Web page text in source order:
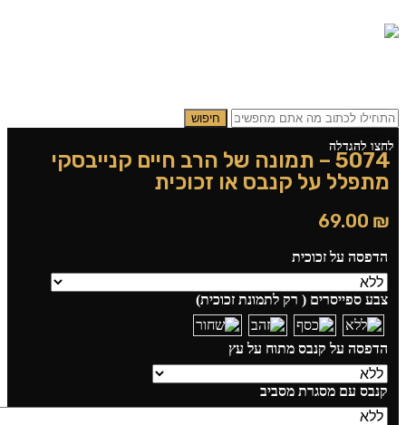
חיפוש
5074 – תמונה של הרב חיים קנייבסקי
מתפלל על קנבס או זכוכית
69.00 ₪
הדפסה על זכוכית
צבע ספייסרים ( רק לתמונת זכוכית)
הדפסה על קנבס מתוח על עץ
קנבס עם מסגרת מסביב
לחצו להגדלה